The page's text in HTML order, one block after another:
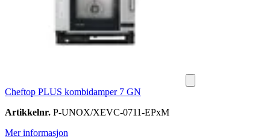
Cheftop PLUS kombidamper 7 GN
Artikkelnr. P-UNOX/XEVC-0711-EPxM
Mer informasjon